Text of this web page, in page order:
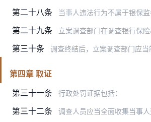
第二十八条 当事人违法行为不属于银保监会及其派出机构管辖的，立案调
第二十九条 立案调查部门在调查银行保险机构违法行为时，应当对相关责任人
第三十条 调查终结后，立案调查部门应当制作调查报告。
第四章 取证
第三十一条
行政处罚证据包括：
第三十二条 调查人员应当全面收集当事人违法行为及其情节轻重的